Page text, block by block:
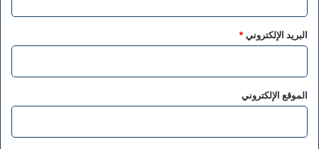
البريد الإلكتروني*
الموقع الإلكتروني